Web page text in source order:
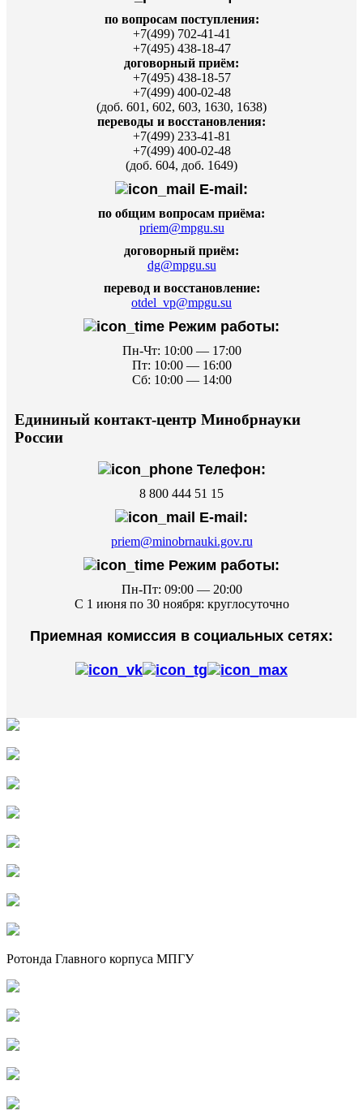
по вопросам поступления:
+7(499) 702-41-41
+7(495) 438-18-47
договорный приём:
+7(495) 438-18-57
+7(499) 400-02-48
(доб. 601, 602, 603, 1630, 1638)
переводы и восстановления:
+7(499) 233-41-81
+7(499) 400-02-48
(доб. 604, доб. 1649)
E-mail:
по общим вопросам приёма:
priem@mpgu.su
договорный приём:
dg@mpgu.su
перевод и восстановление:
otdel_vp@mpgu.su
Режим работы:
Пн-Чт: 10:00 — 17:00
Пт: 10:00 — 16:00
Сб: 10:00 — 14:00
Едининый контакт-центр Минобрнауки
России
Телефон:
8 800 444 51 15
E-mail:
priem@minobrnauki.gov.ru
Режим работы:
Пн-Пт: 09:00 — 20:00
С 1 июня по 30 ноября: круглосуточно
Приемная комиссия в социальных сетях:
Ротонда Главного корпуса МПГУ